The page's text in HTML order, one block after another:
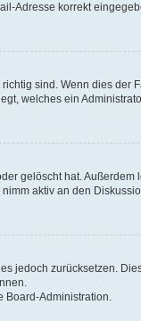
Adresse korrekt
sind. Wenn dies
welches ein
gelöscht hat.
aktiv an den
jedoch zurücksetzen.
Board-Administration.